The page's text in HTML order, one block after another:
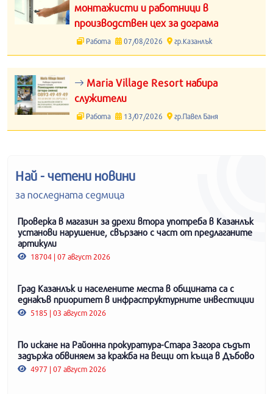
монтажисти и работници в
производствен цех за дограма
Работа 07/08/2026 гр.Казанлък
Maria Village Resort набира
служители
Работа 13/07/2026 гр.Павел Баня
Най - четени новини
за последната седмица
Проверка в магазин за дрехи втора употреба в Казанлък
установи нарушение, свързано с част от предлаганите
артикули
18704 | 07 август 2026
Град Казанлък и населените места в общината са с
еднакъв приоритет в инфраструктурните инвестиции
5185 | 03 август 2026
По искане на Районна прокуратура-Стара Загора съдът
задържа обвиняем за кражба на вещи от къща в Дъбово
4977 | 07 август 2026